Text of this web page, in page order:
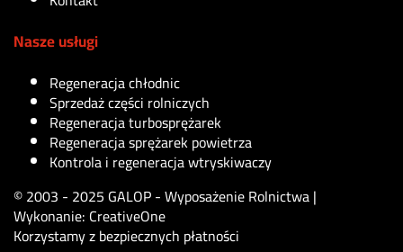
Nasze usługi
Regeneracja chłodnic
Sprzedaż części rolniczych
Regeneracja turbosprężarek
Regeneracja sprężarek powietrza
Kontrola i regeneracja wtryskiwaczy
© 2003 - 2025 GALOP - Wyposażenie Rolnictwa |
Wykonanie: CreativeOne
Korzystamy z bezpiecznych płatności